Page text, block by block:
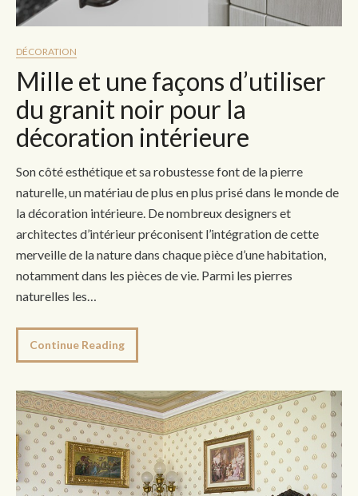
DÉCORATION
Mille et une façons d’utiliser
du granit noir pour la
décoration intérieure
Son côté esthétique et sa robustesse font de la pierre
naturelle, un matériau de plus en plus prisé dans le monde de
la décoration intérieure. De nombreux designers et
architectes d’intérieur préconisent l’intégration de cette
merveille de la nature dans chaque pièce d’une habitation,
notamment dans les pièces de vie. Parmi les pierres
naturelles les…
Continue Reading